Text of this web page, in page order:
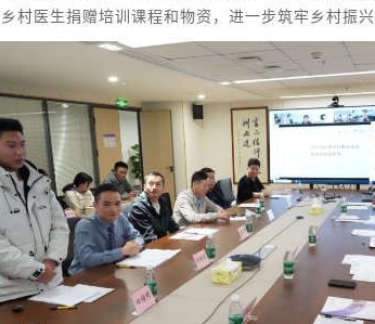
村医生捐赠培训课程和物资，进一步筑牢乡村振兴